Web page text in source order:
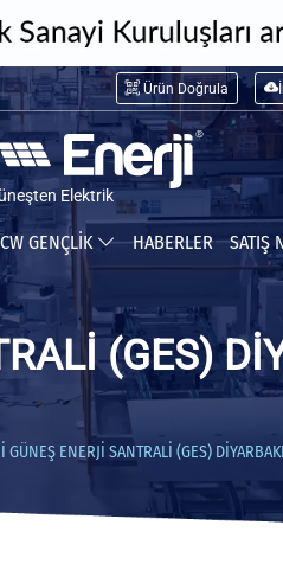
Ürün Doğrula
Elektrik
CW GENÇLİK HABERLER SATIŞ
(GES)
GÜNEŞ ENERJİ SANTRALİ (GES)